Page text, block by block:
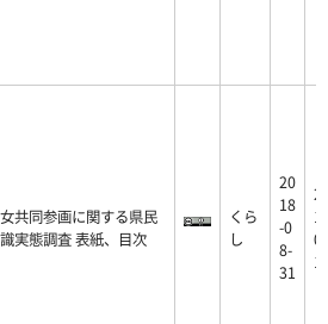
共同参画に関する県民
実態調査 表紙、目次
くら
し
20
18
-0
8-
31